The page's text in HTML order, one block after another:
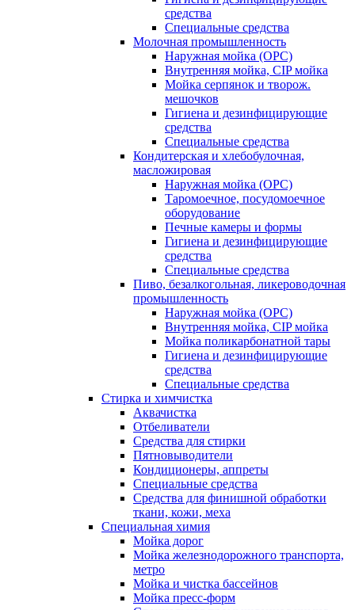
средства
Специальные средства
Молочная промышленность
Наружная мойка (ОРС)
Внутренняя мойка, CIP мойка
Мойка серпянок и творож.
мешочков
Гигиена и дезинфицирующие
средства
Специальные средства
Кондитерская и хлебобулочная,
масложировая
Наружная мойка (ОРС)
Таромоечное, посудомоечное
оборудование
Печные камеры и формы
Гигиена и дезинфицирующие
средства
Специальные средства
Пиво, безалкогольная, ликероводочная
промышленность
Наружная мойка (ОРС)
Внутренняя мойка, CIP мойка
Мойка поликарбонатной тары
Гигиена и дезинфицирующие
средства
Специальные средства
Стирка и химчистка
Аквачистка
Отбеливатели
Средства для стирки
Пятновыводители
Кондиционеры, аппреты
Специальные средства
Средства для финишной обработки
ткани, кожи, меха
Специальная химия
Мойка дорог
Мойка железнодорожного транспорта,
метро
Мойка и чистка бассейнов
Мойка пресс-форм